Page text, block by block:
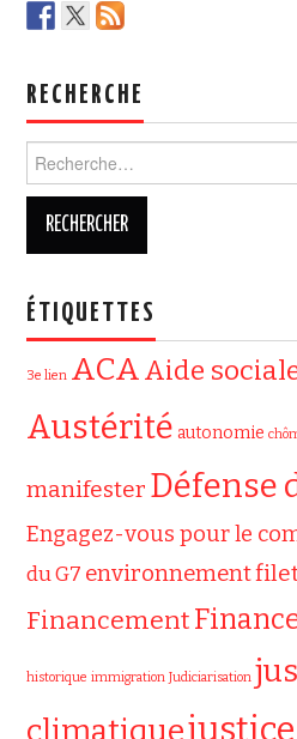
RECHERCHE
ÉTIQUETTES
3e lien ACAAide
Austérité autonomie
manifester Défense
Engagez-vous pour le
du G7 environnement
Financement
historique immigration Judiciarisation
climatique